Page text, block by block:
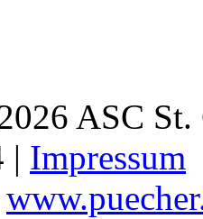
ASC St.
| Impressum